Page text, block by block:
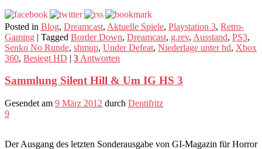
Posted in Blog, Dreamcast, Aktuelle Spiele, Playstation 3, Retro-
Gaming | Tagged Border Down, Dreamcast, g.rev, Ausstand, PS3,
Senko No Runde, shmup, Under Defeat, Niederlage unter hd, Xbox
360, Besiegt HD | 3 Antworten
Sammlung Silent Hill & Um IG HS 3
Gesendet am 9 März 2012 durch Dentifritz
9
Der Ausgang des letzten Sonderausgabe von GI-Magazin für Horror